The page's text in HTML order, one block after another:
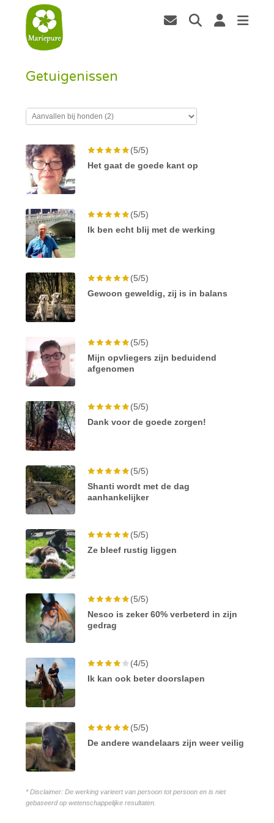
Getuigenissen
(5/5)
Het gaat de goede kant op
(5/5)
Ik ben echt blij met de werking
(5/5)
Gewoon geweldig, zij is in balans
(5/5)
Mijn opvliegers zijn beduidend
afgenomen
(5/5)
Dank voor de goede zorgen!
(5/5)
Shanti wordt met de dag
aanhankelijker
(5/5)
Ze bleef rustig liggen
(5/5)
Nesco is zeker 60% verbeterd in zijn
gedrag
(4/5)
Ik kan ook beter doorslapen
(5/5)
De andere wandelaars zijn weer veilig
* Disclaimer: De werking varieert van persoon tot persoon en is niet
gebaseerd op wetenschappelijke resultaten.